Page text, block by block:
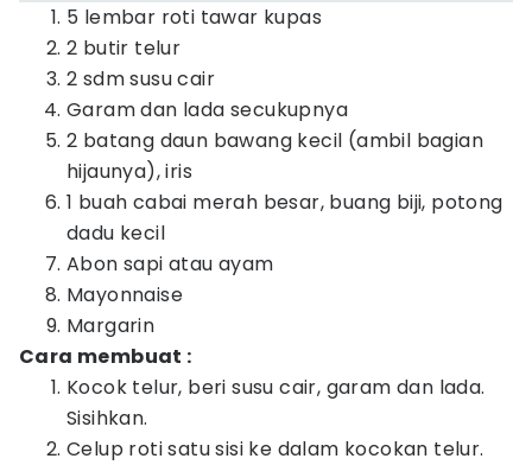
5 lembar roti tawar kupas
2 butir telur
2 sdm susu cair
Garam dan lada secukupnya
2 batang daun bawang kecil (ambil bagian
hijaunya), iris
1 buah cabai merah besar, buang biji, potong
dadu kecil
Abon sapi atau ayam
Mayonnaise
Margarin
Cara membuat :
Kocok telur, beri susu cair, garam dan lada.
Sisihkan.
Celup roti satu sisi ke dalam kocokan telur.